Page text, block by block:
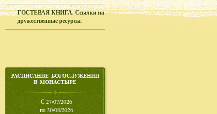
ГОСТЕВАЯ КНИГА. Ссылки на
дружественные ресурсы.
С 27/07/2026
по 30/08/2026